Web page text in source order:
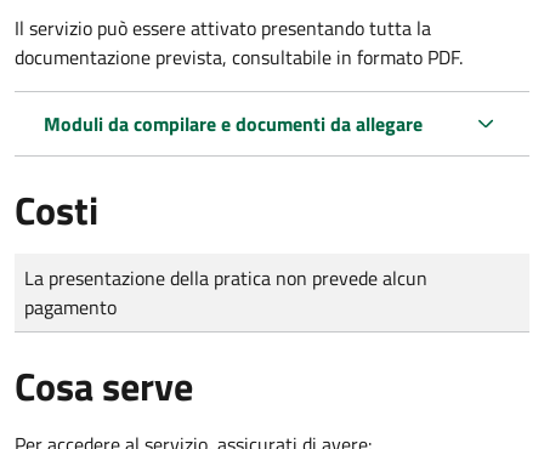
Il servizio può essere attivato presentando tutta la
documentazione prevista, consultabile in formato PDF.
Moduli da compilare e documenti da allegare
Costi
Tipo di pagamento
Importo
La presentazione della pratica non prevede alcun
pagamento
Cosa serve